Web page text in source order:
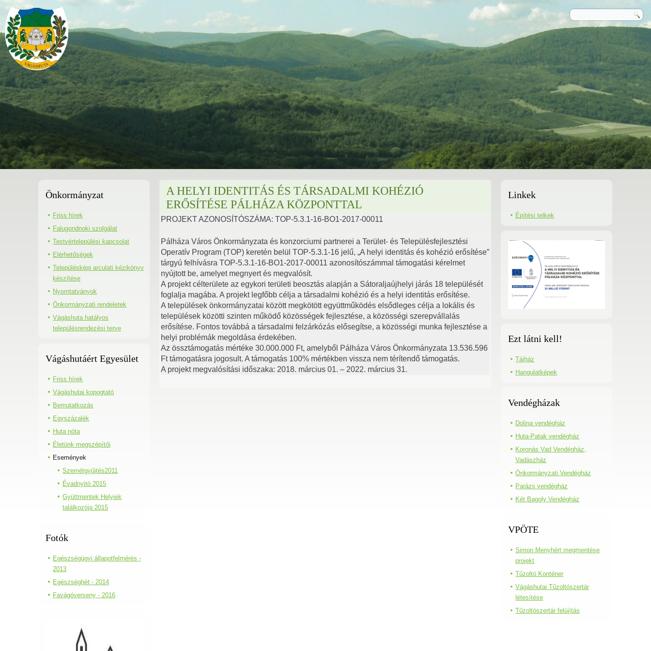
Önkormányzat
Friss hírek
Falugondnoki szolgálat
Testvértelepülési kapcsolat
Elérhetőségek
Településképi arculati kézikönyv
készítése
Nyomtatványok
Önkormányzati rendeletek
Vágáshuta hatályos
településrendezési terve
Vágáshutáért Egyesület
Friss hírek
Vágáshutai kopogtató
Bemutatkozás
Egyszázalék
Huta nóta
Életünk megszépítői
Események
Szemétgyűjtés2011
Évadnyitó 2015
Gyüttmentek Helyiek
találkozója 2015
Fotók
Egészségügyi állapotfelmérés -
2013
Egészséghét - 2014
Favágóverseny - 2016
A HELYI IDENTITÁS ÉS TÁRSADALMI KOHÉZIÓ
ERŐSÍTÉSE PÁLHÁZA KÖZPONTTAL
PROJEKT AZONOSÍTÓSZÁMA: TOP-5.3.1-16-BO1-2017-00011
Pálháza Város Önkormányzata és konzorciumi partnerei a Terület- és Településfejlesztési
Operatív Program (TOP) keretén belül TOP-5.3.1-16 jelű, „A helyi identitás és kohézió erősítése”
tárgyú felhívásra TOP-5.3.1-16-BO1-2017-00011 azonosítószámmal támogatási kérelmet
nyújtott be, amelyet megnyert és megvalósít.
A projekt célterülete az egykori területi beosztás alapján a Sátoraljaújhelyi járás 18 települését
foglalja magába. A projekt legfőbb célja a társadalmi kohézió és a helyi identitás erősítése.
A települések önkormányzatai között megkötött együttműködés elsődleges célja a lokális és
települések közötti szinten működő közösségek fejlesztése, a közösségi szerepvállalás
erősítése. Fontos továbbá a társadalmi felzárkózás elősegítse, a közösségi munka fejlesztése a
helyi problémák megoldása érdekében.
Az össztámogatás mértéke 30.000.000 Ft, amelyből Pálháza Város Önkormányzata 13.536.596
Ft támogatásra jogosult. A támogatás 100% mértékben vissza nem térítendő támogatás.
A projekt megvalósítási időszaka: 2018. március 01. – 2022. március 31.
Linkek
Építési telkek
Ezt látni kell!
Tájház
Hangulatképek
Vendégházak
Dolina vendégház
Huta-Patak vendégház
Koronás Vad Vendégház,
Vadászház
Önkormányzati Vendégház
Parázs vendégház
Két Bagoly Vendégház
VPÖTE
Simon Menyhért megmentése
projekt
Tűzoltó Konténer
Vágáshutai Tűzoltószertár
létesítése
Tűzoltószertár felújítás